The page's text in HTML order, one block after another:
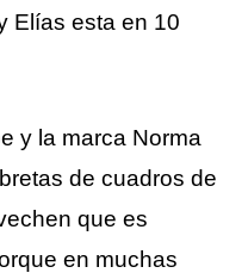
Elías esta en 10
y la marca Norma
de cuadros de
que es
en muchas